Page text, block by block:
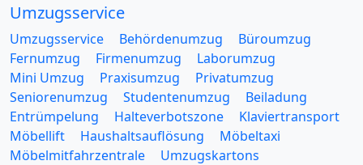
Umzugsservice
Umzugsservice Behördenumzug
Büroumzug
Fernumzug
Firmenumzug
Laborumzug
Mini Umzug
Praxisumzug
Privatumzug
Seniorenumzug
Studentenumzug
Beiladung
Entrümpelung
Halteverbotszone
Klaviertransport
Möbellift
Haushaltsauflösung
Möbeltaxi
Möbelmitfahrzentrale
Umzugskartons